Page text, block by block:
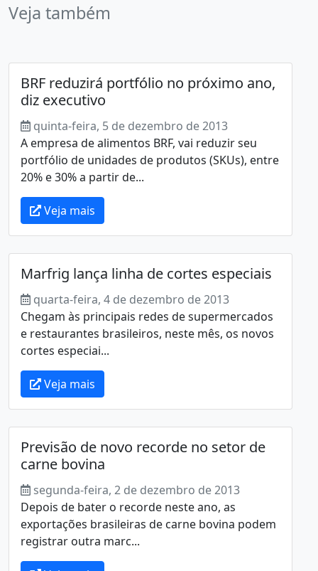
Veja também
BRF reduzirá portfólio no próximo ano,
diz executivo
quinta-feira, 5 de dezembro de 2013
A empresa de alimentos BRF, vai reduzir seu
portfólio de unidades de produtos (SKUs), entre
20% e 30% a partir de...
Veja mais
Marfrig lança linha de cortes especiais
quarta-feira, 4 de dezembro de 2013
Chegam às principais redes de supermercados
e restaurantes brasileiros, neste mês, os novos
cortes especiai...
Veja mais
Previsão de novo recorde no setor de
carne bovina
segunda-feira, 2 de dezembro de 2013
Depois de bater o recorde neste ano, as
exportações brasileiras de carne bovina podem
registrar outra marc...